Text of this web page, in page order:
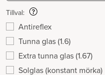
Tillval:
Antireflex
Tunna glas (1.6)
Extra tunna glas (1.67)
Solglas (konstant mörka)